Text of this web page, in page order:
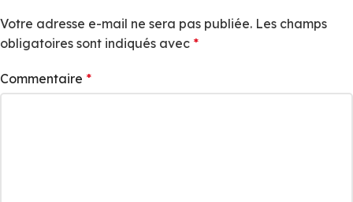
Votre adresse e-mail ne sera pas publiée. Les champs
obligatoires sont indiqués avec *
Commentaire *